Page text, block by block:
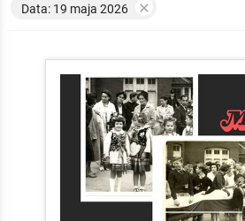
Data: 19 maja 2026 